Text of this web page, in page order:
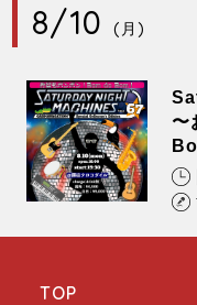
8/10(月)
〜
TOP